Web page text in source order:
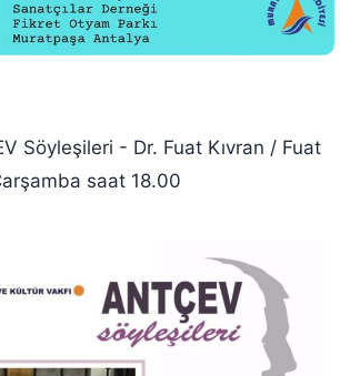
Söyleşileri - Dr. Fuat Kıvran / Fuat
saat 18.00